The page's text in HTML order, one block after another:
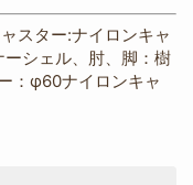
スター:ナイロンキャ
シェル、肘、脚：樹
：φ60ナイロンキャ